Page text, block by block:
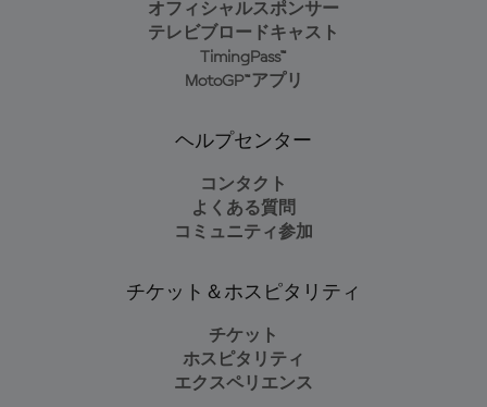
オフィシャルスポンサー
テレビブロードキャスト
TimingPass™
MotoGP™アプリ
ヘルプセンター
コンタクト
よくある質問
コミュニティ参加
チケット＆ホスピタリティ
チケット
ホスピタリティ
エクスペリエンス